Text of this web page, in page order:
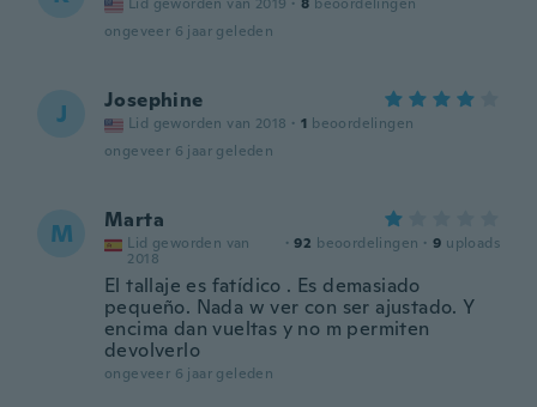
ongeveer 6 jaar geleden
J Josephine
Lid geworden van 2018 · 1 beoordelingen
ongeveer 6 jaar geleden
M Marta
Lid geworden van
2018
· 92 beoordelingen · 9 uploads
El tallaje es fatídico . Es demasiado
pequeño. Nada w ver con ser ajustado. Y
encima dan vueltas y no m permiten
devolverlo
ongeveer 6 jaar geleden